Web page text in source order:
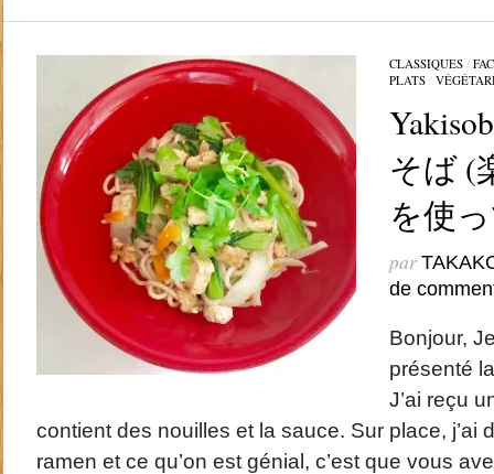
CLASSIQUES/
PLATS/
そば (
を使
par
de
Bonjour,
présenté
J’ai reçu
contient des nouilles et la sauce. Sur place, j’ai
ramen et ce qu’on est génial, c’est que vous